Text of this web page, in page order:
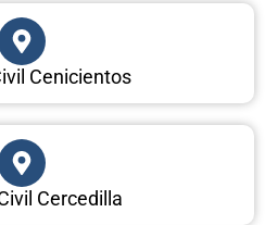
Cenicientos
Cercedilla